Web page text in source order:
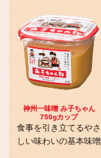
神州一味噌 み子ちゃん
750gカップ
食事を引き立てるやさ
しい味わいの基本味噌